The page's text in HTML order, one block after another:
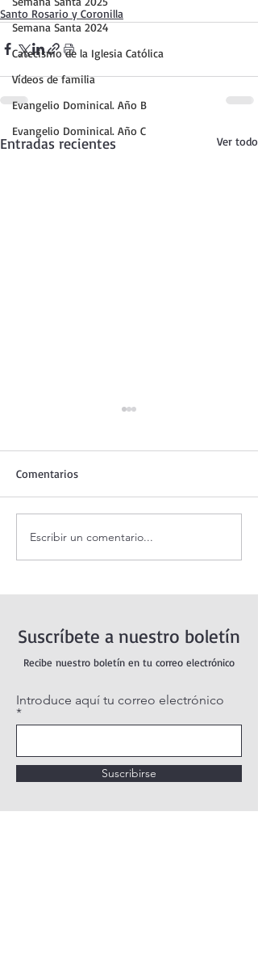
Semana Santa 2024
Catecismo de la Iglesia Católica
Vídeos de familia
Evangelio Dominical. Año B
Evangelio Dominical. Año C
Santo Rosario y Coronilla
Entradas recientes Ver todo
Santo Rosario de hoy
jueves. Misterios
Comentarios
Escribir un comentario...
Suscríbete a nuestro boletín
Recibe nuestro boletín en tu correo electrónico
Introduce aquí tu correo electrónico
Suscribirse